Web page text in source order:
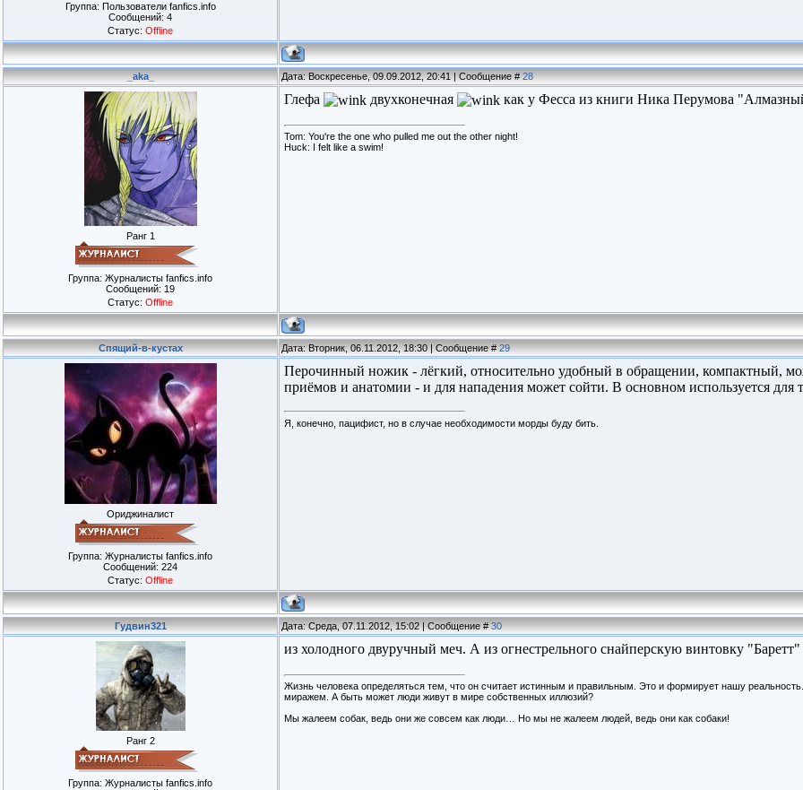
Группа: Пользователи fanfics.info
Сообщений: 4
Статус: Offline
_aka_ Дата: Воскресенье, 09.09.2012, 20:41 | Сообщение #28
Ранг 1
Группа: Журналисты fanfics.info
Сообщений: 19
Статус: Offline
Глефа двухконечная как у Фесса из книги Ника Перумова
Tom: You're the one who pulled me out the other night!
Huck: I felt like a swim!
Спящий-в-кустах Дата: Вторник, 06.11.2012, 18:30 | Сообщение #29
Ориджиналист
Группа: Журналисты fanfics.info
Сообщений: 224
Статус: Offline
Перочинный ножик - лёгкий, относительно удобный в обращении, компактный,
приёмов и анатомии - и для нападения может сойти. В основном используется для
Я, конечно, пацифист, но в случае необходимости морды буду бить.
Гудвин321 Дата: Среда, 07.11.2012, 15:02 | Сообщение #30
Ранг 2
Группа: Журналисты fanfics.info
из холодного двуручный меч. А из огнестрельного снайперскую винтовку
Жизнь человека определяться тем, что он считает истинным и правильным. Это и формирует нашу
миражем. А быть может люди живут в мире собственных иллюзий?
Мы жалеем собак, ведь они же совсем как люди… Но мы не жалеем людей, ведь они как собаки!